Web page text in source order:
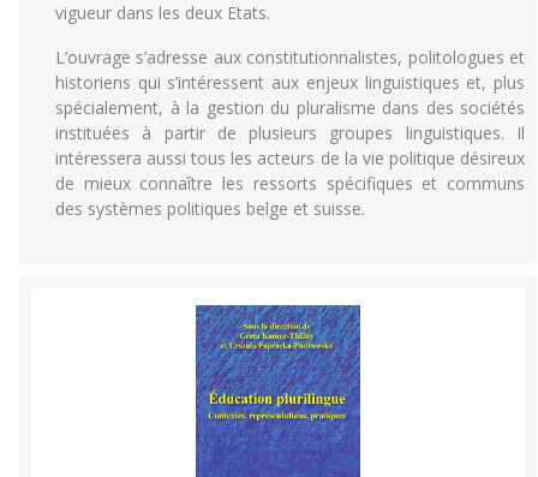
vigueur dans les deux Etats.
L’ouvrage s’adresse aux constitutionnalistes, politologues et
historiens qui s’intéressent aux enjeux linguistiques et, plus
spécialement, à la gestion du pluralisme dans des sociétés
instituées à partir de plusieurs groupes linguistiques. Il
intéressera aussi tous les acteurs de la vie politique désireux
de mieux connaître les ressorts spécifiques et communs
des systèmes politiques belge et suisse.